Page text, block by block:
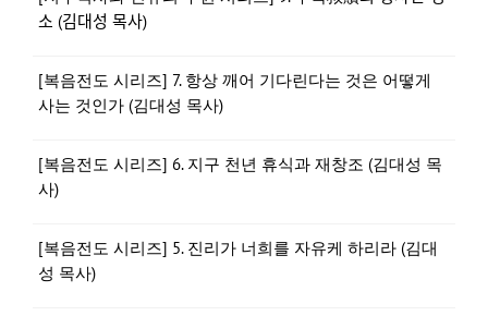
소 (김대성 목사)
[복음전도 시리즈] 7. 항상 깨어 기다린다는 것은 어떻게
사는 것인가 (김대성 목사)
[복음전도 시리즈] 6. 지구 천년 휴식과 재창조 (김대성 목
사)
[복음전도 시리즈] 5. 진리가 너희를 자유케 하리라 (김대
성 목사)